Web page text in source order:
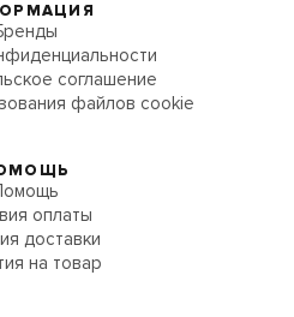
соглашение
файлов cookie
оплаты
доставки
на товар